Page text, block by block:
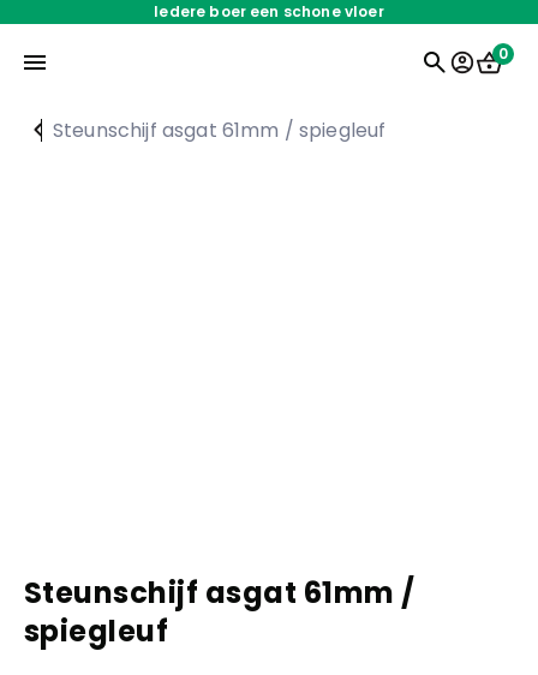
Iedere boer een schone vloer
Kennis en praktijk
Contact
0
Steunschijf asgat 61mm / spiegleuf
Steunschijf asgat 61mm /
spiegleuf